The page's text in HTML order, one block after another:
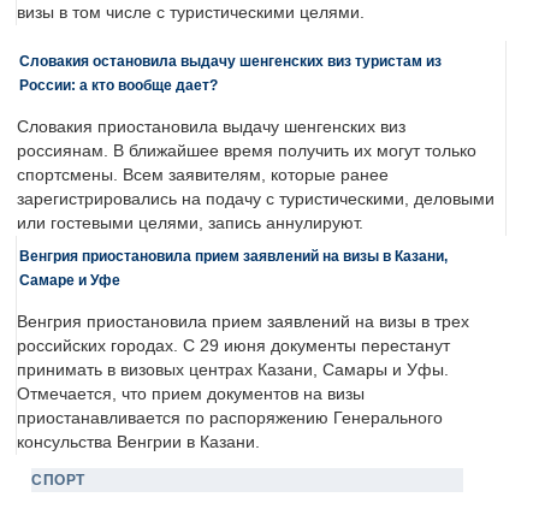
визы в том числе с туристическими целями.
Словакия остановила выдачу шенгенских виз туристам из
России: а кто вообще дает?
Словакия приостановила выдачу шенгенских виз
россиянам. В ближайшее время получить их могут только
спортсмены. Всем заявителям, которые ранее
зарегистрировались на подачу с туристическими, деловыми
или гостевыми целями, запись аннулируют.
Венгрия приостановила прием заявлений на визы в Казани,
Самаре и Уфе
Венгрия приостановила прием заявлений на визы в трех
российских городах. С 29 июня документы перестанут
принимать в визовых центрах Казани, Самары и Уфы.
Отмечается, что прием документов на визы
приостанавливается по распоряжению Генерального
консульства Венгрии в Казани.
СПОРТ